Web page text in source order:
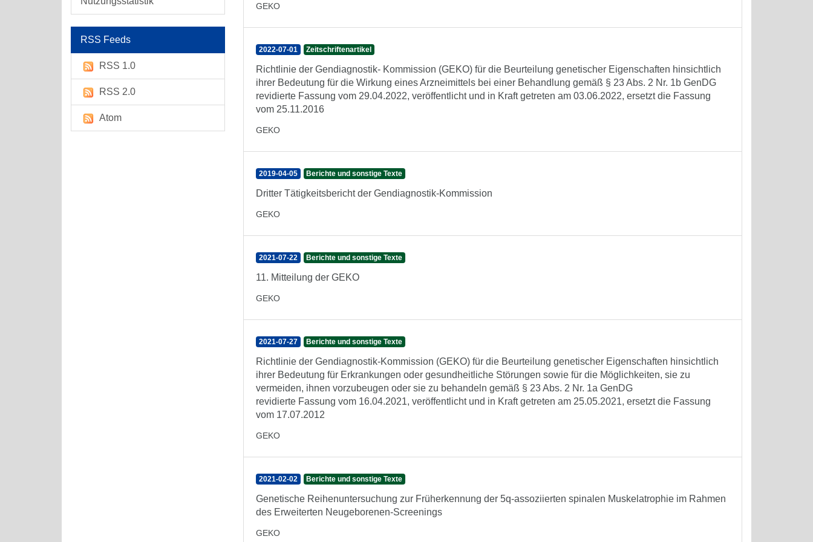
RSS Feeds
RSS 1.0
RSS 2.0
Atom
GEKO
2022-07-01 Zeitschriftenartikel
Richtlinie der Gendiagnostik- Kommission (GEKO) für die Beurteilung genetischer Eigenschaften hinsichtlich
ihrer Bedeutung für die Wirkung eines Arzneimittels bei einer Behandlung gemäß § 23 Abs. 2 Nr. 1b GenDG
revidierte Fassung vom 29.04.2022, veröffentlicht und in Kraft getreten am 03.06.2022, ersetzt die Fassung
vom 25.11.2016
GEKO
2019-04-05 Berichte und sonstige Texte
Dritter Tätigkeitsbericht der Gendiagnostik-Kommission
GEKO
2021-07-22 Berichte und sonstige Texte
11. Mitteilung der GEKO
GEKO
2021-07-27 Berichte und sonstige Texte
Richtlinie der Gendiagnostik-Kommission (GEKO) für die Beurteilung genetischer Eigenschaften hinsichtlich
ihrer Bedeutung für Erkrankungen oder gesundheitliche Störungen sowie für die Möglichkeiten, sie zu
vermeiden, ihnen vorzubeugen oder sie zu behandeln gemäß § 23 Abs. 2 Nr. 1a GenDG
revidierte Fassung vom 16.04.2021, veröffentlicht und in Kraft getreten am 25.05.2021, ersetzt die Fassung
vom 17.07.2012
GEKO
2021-02-02 Berichte und sonstige Texte
Genetische Reihenuntersuchung zur Früherkennung der 5q-assoziierten spinalen Muskelatrophie im Rahmen
des Erweiterten Neugeborenen-Screenings
GEKO